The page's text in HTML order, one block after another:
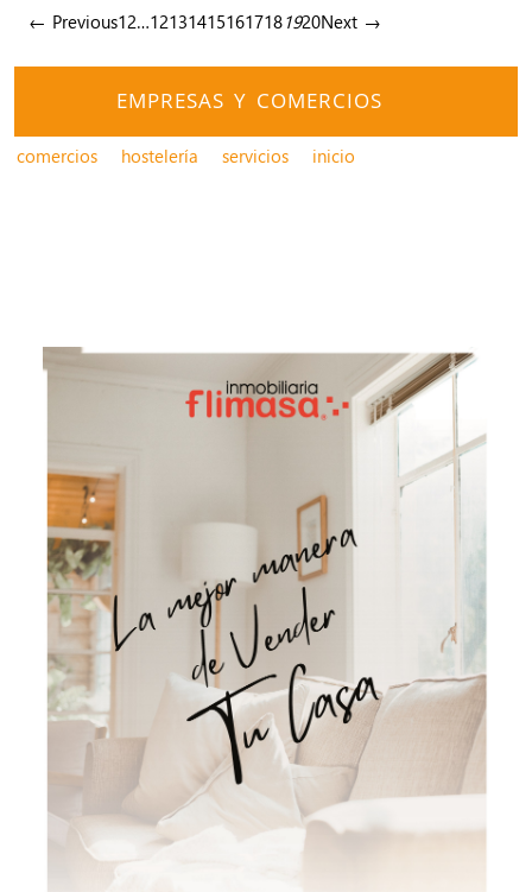
← Previous12…121314151617181920Next →
EMPRESAS Y COMERCIOS
comercios hostelería servicios inicio